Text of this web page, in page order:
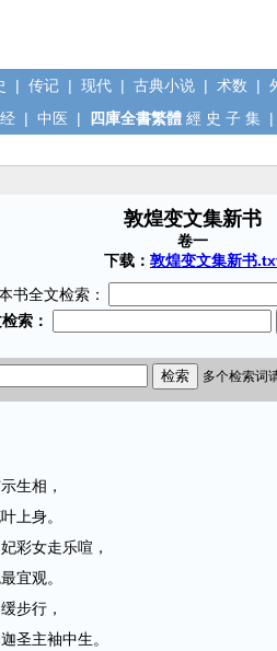
| 传记 | 现代 | 古典小说 | 术数 |
| 中医 | 四庫全書繁體 經 史 子 集 |
敦煌变文集新书
卷一
下载： 敦煌变文集新书
书全文检索：
生相，
上身。
彩女走乐喧，
宜观。
步行，
主袖中生。